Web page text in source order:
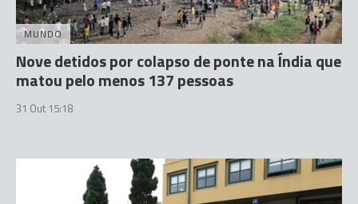
MUNDO
Nove detidos por colapso de ponte na Índia que
matou pelo menos 137 pessoas
31 Out 15:18